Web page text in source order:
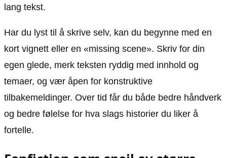
lang tekst.
Har du lyst til å skrive selv, kan du begynne med en
kort vignett eller en «missing scene». Skriv for din
egen glede, merk teksten ryddig med innhold og
temaer, og vær åpen for konstruktive
tilbakemeldinger. Over tid får du både bedre håndverk
og bedre følelse for hva slags historier du liker å
fortelle.